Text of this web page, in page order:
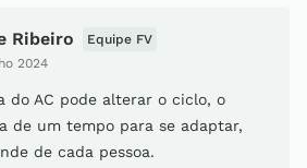
Ribeiro
2024
Equipe FV
do AC pode alterar o ciclo, o
de um tempo para se adaptar,
de cada pessoa.